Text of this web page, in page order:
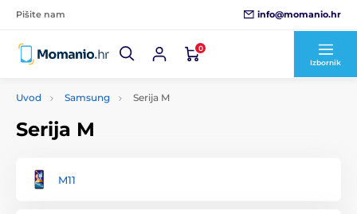
Pišite nam info@momanio.hr
0
Izbornik
Uvod Samsung Serija M
Serija M
M11